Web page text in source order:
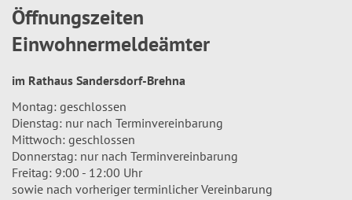
Öffnungszeiten
Einwohnermeldeämter
im Rathaus Sandersdorf-Brehna
Montag: geschlossen
Dienstag: nur nach Terminvereinbarung
Mittwoch: geschlossen
Donnerstag: nur nach Terminvereinbarung
Freitag: 9:00 - 12:00 Uhr
sowie nach vorheriger terminlicher Vereinbarung